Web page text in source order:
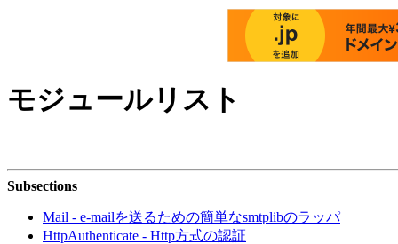
モジュールリスト
Subsections
Mail - e-mailを送るための簡単なsmtplibのラッパ
HttpAuthenticate - Http方式の認証